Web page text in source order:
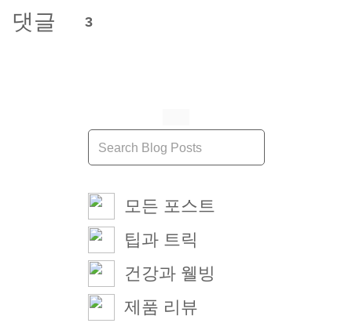
댓글 3
모든 포스트
팁과 트릭
건강과 웰빙
제품 리뷰